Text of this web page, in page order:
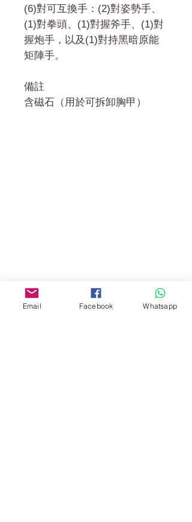
(6)對可互換手：(2)對姿勢手、
(1)對拳頭、(1)對握斧手、(1)對
握炮手，以及(1)對持黑暗原能
矩陣手。
備註
含磁石（用於可拆卸胸甲）
Address:
275A, 2/F, Ins Point
Email Facebook Whatsapp